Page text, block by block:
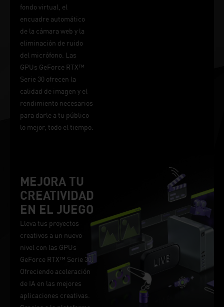
fondo virtual, el
encuadre automático
de la cámara web y la
eliminación de ruido
del micrófono. Las
GPUs GeForce RTX™
Serie 30 ofrecen la
calidad de imagen y el
rendimiento necesarios
para darle a tu público
lo mejor, todo el tiempo.
MEJORA TU
CREATIVIDAD
EN EL JUEGO
Lleva tus proyectos
creativos a un nuevo
nivel con las GPUs
GeForce RTX™ Serie 30.
Ofreciendo aceleración
de IA en las mejores
aplicaciones creativas.